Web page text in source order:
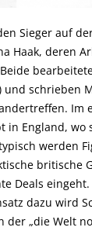
Sieger auf
Haak, deren
und schrieben
Im
England, wo
werden
britische
Deals
dazu wird
der „die Welt